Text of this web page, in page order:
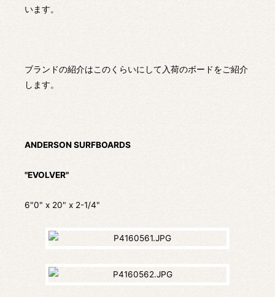
います。
ブランドの紹介はこのくらいにして入荷のボードをご紹介
します。
ANDERSON SURFBOARDS
"EVOLVER"
6"0" x 20" x 2-1/4"